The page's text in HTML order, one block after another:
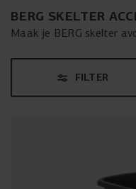
BERG SKELTER
Maak je BERG skelter
skelterstoelentot
voor veilig rijden in het
veiligheidsvlaggen, wij
Of je nu samen met
FILTER